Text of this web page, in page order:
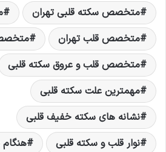
متخصص سکته قلبی تهران
متخصص قلب تهران
متخصص قلب و عروق سکته قلبی
مهمترین علت سکته قلبی
نشانه های سکته خفیف قلبی
نوار قلب و سکته قلبی